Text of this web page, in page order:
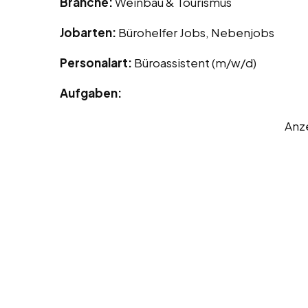
Jobarten: Bürohelfer Jobs, Nebenjobs
Personalart: Büroassistent (m/w/d)
Aufgaben: